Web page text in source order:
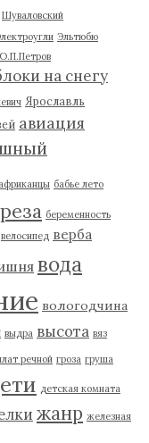
Шуваловский
Эльтюбю
на снегу
Ярославль
авиация
африканцы бабье лето
беременность
велосипед верба
вода
вологодчина
выдра высота вяз
речной гроза груша
детская комната
жанр железная